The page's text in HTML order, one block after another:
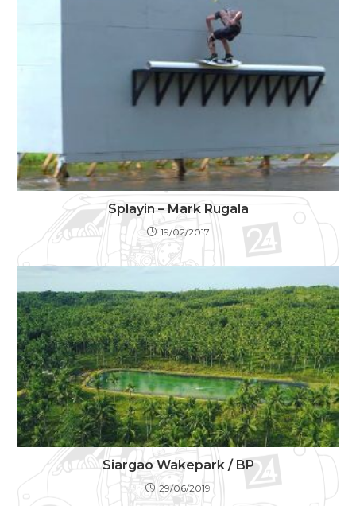
Splayin – Mark Rugala
19/02/2017
Siargao Wakepark / BP
29/06/2019